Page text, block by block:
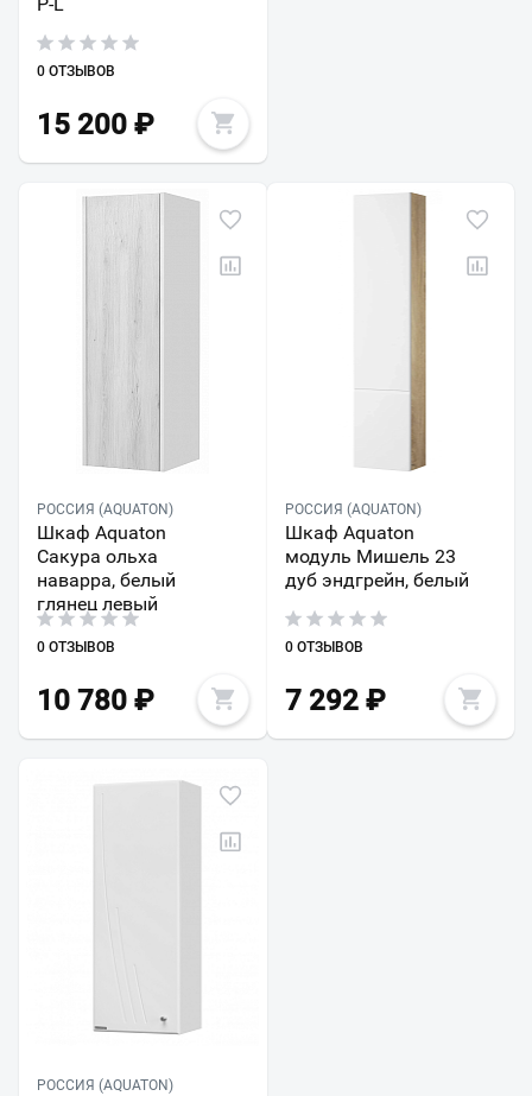
0 ОТЗЫВОВ
15 200 ₽
РОССИЯ (AQUATON)
Шкаф Aquaton
Сакура ольха
наварра, белый
глянец левый
0 ОТЗЫВОВ
10 780 ₽
РОССИЯ (AQUATON)
Шкаф Aquaton
модуль Мишель 23
дуб эндгрейн, белый
0 ОТЗЫВОВ
7 292₽
РОССИЯ (AQUATON)